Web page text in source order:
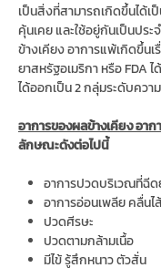
เป็นสิ่งที่สามารถเกิดขึ้นได้
คุ้นเคย และใช้อยู่กันเป็นปร
ข้างเคียง อาการแพ้เกิดขึ้น
ยาสหรัฐอเมริกา หรือ FDA
ได้ออกเป็น 2 กลุ่มระดับควา
อาการของผลข้างเคียง อา
ลักษณะดังต่อไปนี้
อาการปวดบริเวณที่ฉี
อาการอ่อนเพลีย คลื่นไส้
ปวดศีรษะ
ปวดตามกล้ามเนื้อ
มีไข้ รู้สึกหนาว ตัวสั่น